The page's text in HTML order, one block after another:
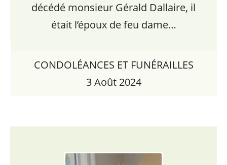
décédé monsieur Gérald Dallaire, il
était l’époux de feu dame…
CONDOLÉANCES ET FUNÉRAILLES
3 Août 2024